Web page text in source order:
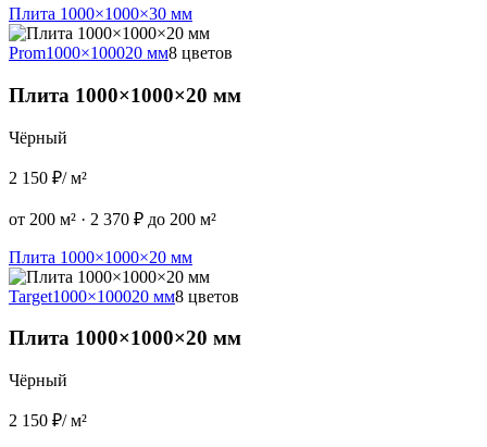
Плита 1000×1000×30 мм
Prom1000×100020 мм8 цветов
Плита 1000×1000×20 мм
Чёрный
2 150 ₽/ м²
от 200 м² · 2 370 ₽ до 200 м²
Плита 1000×1000×20 мм
Target1000×100020 мм8 цветов
Плита 1000×1000×20 мм
Чёрный
2 150 ₽/ м²